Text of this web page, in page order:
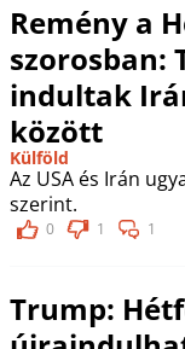
Remény a
szorosban:
indultak
között
Külföld
Az USA és Irán
szerint.
0 1 1
Trump: